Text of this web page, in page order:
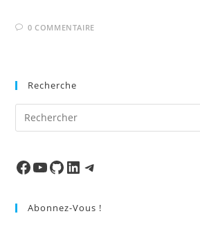
0 COMMENTAIRE
Recherche
Facebook
Ma chaineMon Repo GithubLinkedInTelegram
Abonnez-Vous !